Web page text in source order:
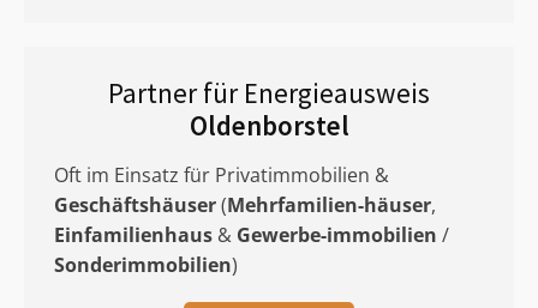
Partner für Energieausweis
Oldenborstel
Oft im Einsatz für Privatimmobilien &
Geschäftshäuser(Mehrfamilien-häuser,
Einfamilienhaus & Gewerbe-immobilien /
Sonderimmobilien)